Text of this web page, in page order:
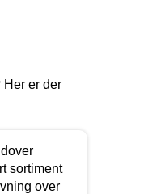
Her er der
sortiment
over